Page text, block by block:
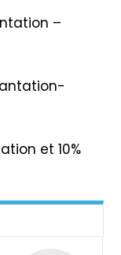
–
et 10%